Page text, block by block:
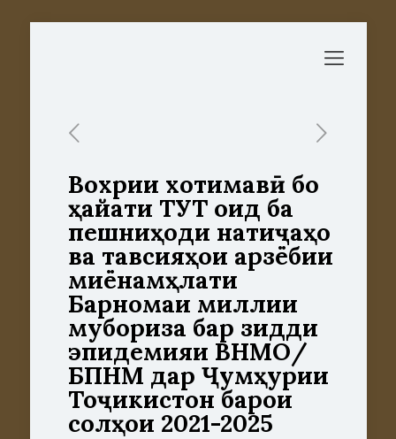
Вохӯрии хотимавӣ бо
ҳайати ТУТ оид ба
пешниҳоди натиҷаҳо
ва тавсияҳои арзёбии
миёнамӯҳлати
Барномаи миллии
мубориза бар зидди
эпидемияи ВНМО/
БПНМ дар Ҷумҳурии
Тоҷикистон барои
солҳои 2021-2025